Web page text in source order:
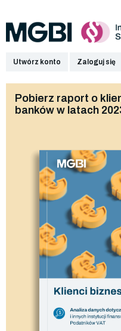
Utwórz konto Zaloguj się
Pobierz raport o
banków w latach